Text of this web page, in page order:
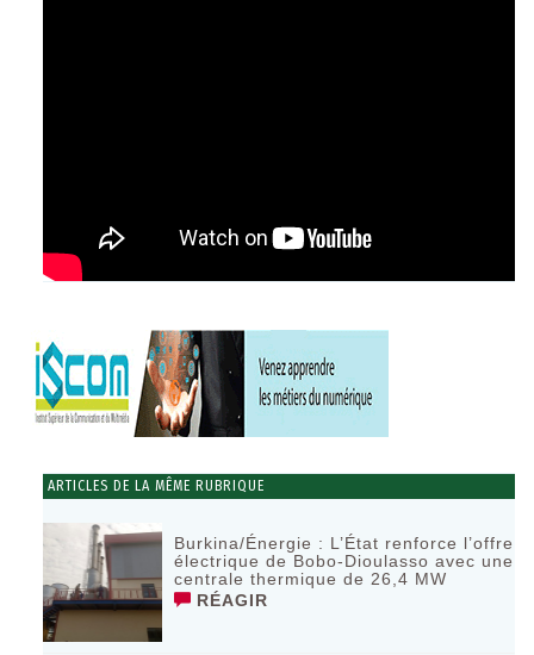
ARTICLES DE LA MÊME RUBRIQUE
Burkina/Énergie : L’État renforce l’offre
électrique de Bobo-Dioulasso avec une
centrale thermique de 26,4 MW
RÉAGIR